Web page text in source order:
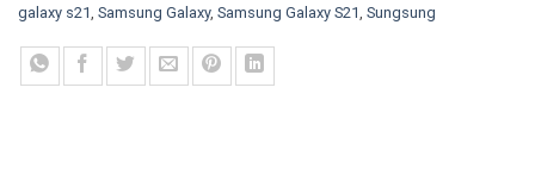
galaxy s21, Samsung Galaxy, Samsung Galaxy S21, Sungsung